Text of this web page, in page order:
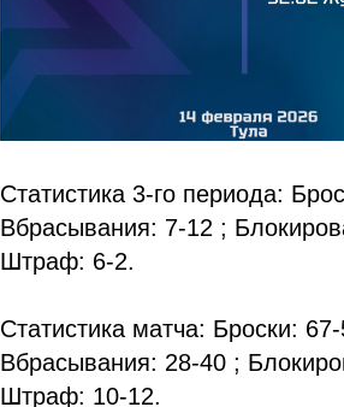
Статистика 3-го периода:
Вбрасывания: 7-12 ;
Штраф: 6-2.
Статистика матча: Броски:
Вбрасывания: 28-40 ;
Штраф: 10-12.